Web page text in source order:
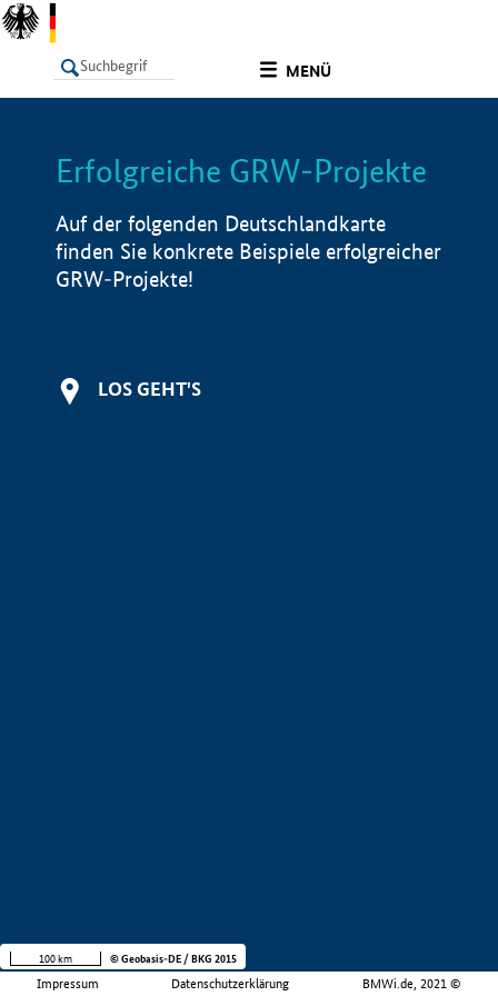
MENÜ
LISTE Info
Erfolgreiche GRW-Projekte
Auf der folgenden Deutschlandkarte
finden Sie konkrete Beispiele erfolgreicher
GRW-Projekte!
LOS GEHT'S
Impressum Datenschutzerklärung BMWi.de, 2021 ©
100 km © Geobasis-DE / BKG 2015